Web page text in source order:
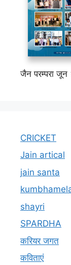
जैन परम्परा
CRICKET
Jain artical
jain santa
shayri
SPARDHA
करियर जगत
कविताएं